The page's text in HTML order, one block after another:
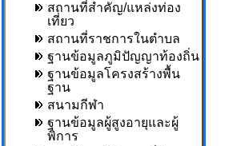
สถานที่สำคัญ/แหล่งท่อง
เที่ยว
สถานที่ราชการในตำบล
ฐานข้อมูลภูมิปัญญาท้องถิ่น
ฐานข้อมูลโครงสร้างพื้น
ฐาน
สนามกีฬา
ฐานข้อมูลผู้สูงอายุและผู้
พิการ